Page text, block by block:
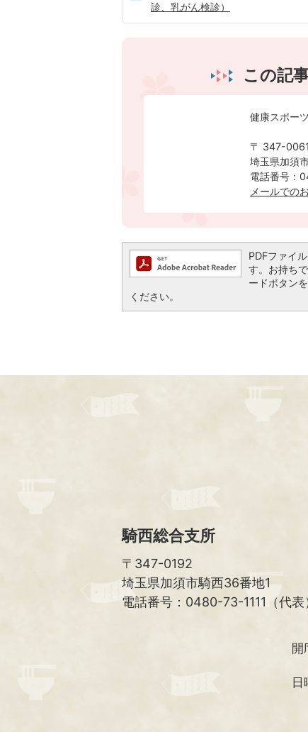
診、乳がん検診）
この記
健康スポー
〒 347-0061
埼玉県加須
電話番号：
メールでの
PDFファイ
す。お持ち
ードボタン
ください。
騎西総合支所
〒347-0192
埼玉県加須市騎西36番地1
電話番号：0480-73-1111（代表
開
日